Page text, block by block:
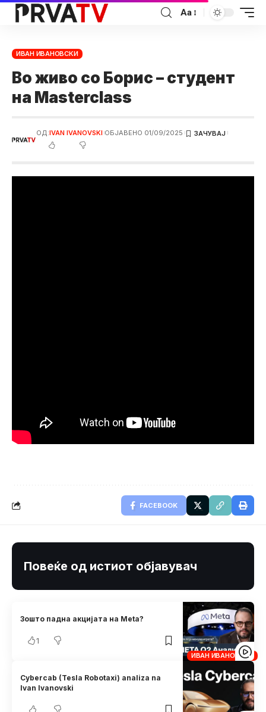
Аа
ИВАН ИВАНОВСКИ
Во живо со Борис – студент
на Masterclass
ОД:IVAN IVANOVSKI ОБЈАВЕНО 01/09/2025
FACEBOOK
Повеќе од истиот објавувач
ИВАН ИВАНОВСКИ
Зошто падна акцијата на Meta?
1
Cybercab (Tesla Robotaxi) analiza na
Ivan Ivanovski